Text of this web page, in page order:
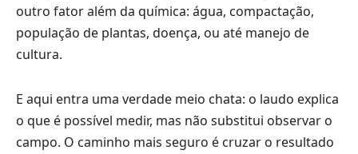
outro fator além da química: água, compactação,
população de plantas, doença, ou até manejo de
cultura.
E aqui entra uma verdade meio chata: o laudo explica
o que é possível medir, mas não substitui observar o
campo. O caminho mais seguro é cruzar o resultado